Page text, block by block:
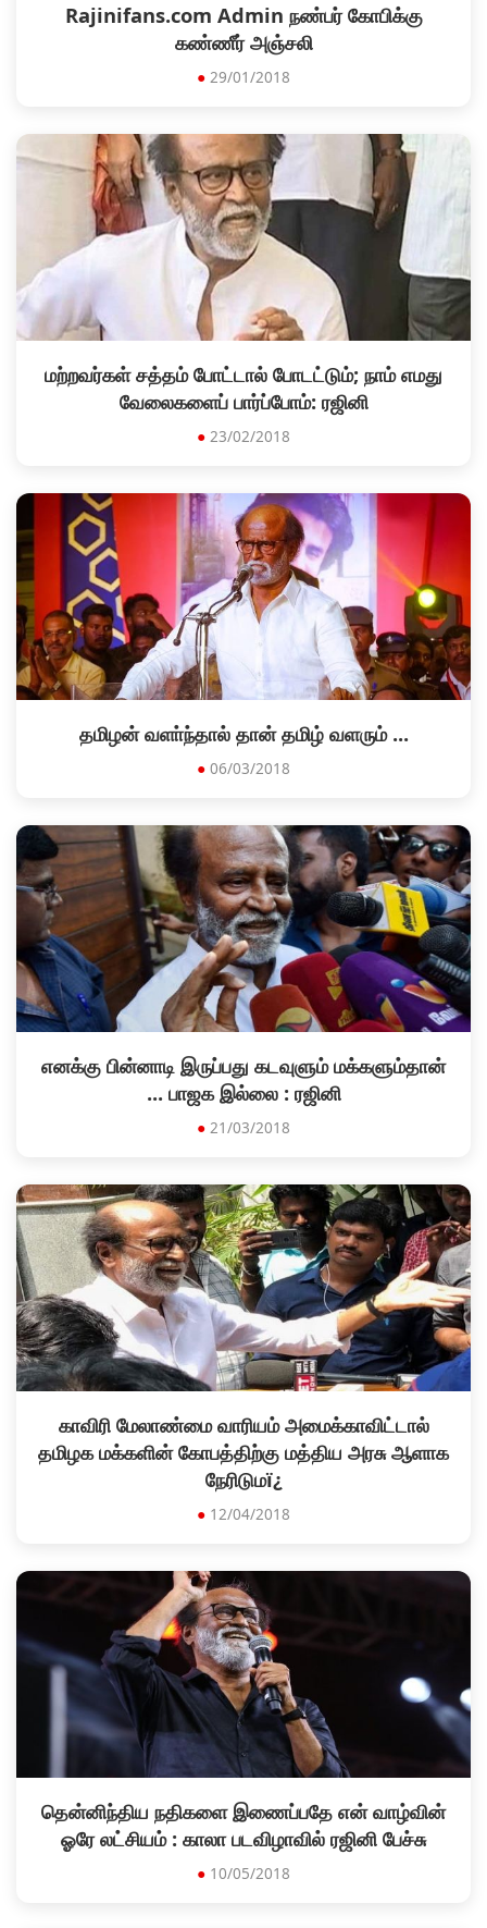
Rajinifans.com Admin நண்பர் கோபிக்கு
கண்ணீர் அஞ்சலி
● 29/01/2018
மற்றவர்கள் சத்தம் போட்டால் போடட்டும்; நாம் எமது
வேலைகளைப் பார்ப்போம்: ரஜினி
● 23/02/2018
தமிழன் வளா்ந்தால் தான் தமிழ் வளரும் ...
● 06/03/2018
எனக்கு பின்னாடி இருப்பது கடவுளும் மக்களும்தான்
... பாஜக இல்லை : ரஜினி
● 21/03/2018
காவிரி மேலாண்மை வாரியம் அமைக்காவிட்டால்
தமிழக மக்களின் கோபத்திற்கு மத்திய அரசு ஆளாக
நேரிடுமï¿
● 12/04/2018
தென்னிந்திய நதிகளை இணைப்பதே என் வாழ்வின்
ஓரே லட்சியம் : காலா படவிழாவில் ரஜினி பேச்சு
● 10/05/2018